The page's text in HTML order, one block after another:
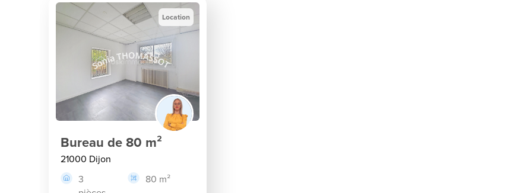
Location
Bureau de 80 m²
21000 Dijon
3
80 m²